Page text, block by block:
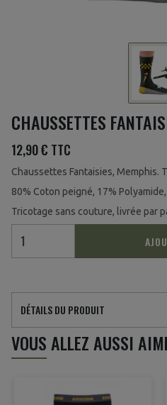
CHAUSSETTES
12,90 € TTC
Chaussettes Fantaisies, Memphis.
80% Coton peigné, 17%
Tricotage sans couture, livrée par
DÉTAILS DU PRODUIT
VOUS ALLEZ AUSSI